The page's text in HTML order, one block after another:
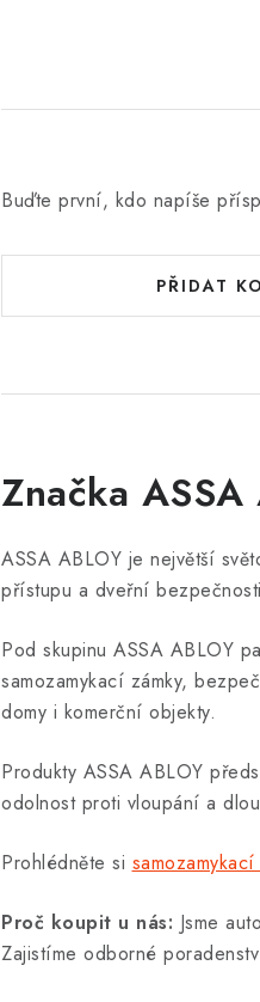
Buďte první, kdo napíše
PŘIDAT
Značka ASSA
ASSA ABLOY je největší
přístupu a dveřní
Pod skupinu ASSA ABLOY
samozamykací zámky,
domy i komerční objekty.
Produkty ASSA ABLOY
odolnost proti vloupání a
Prohlédněte si
Proč koupit u nás: Jsme
Zajistíme odborné